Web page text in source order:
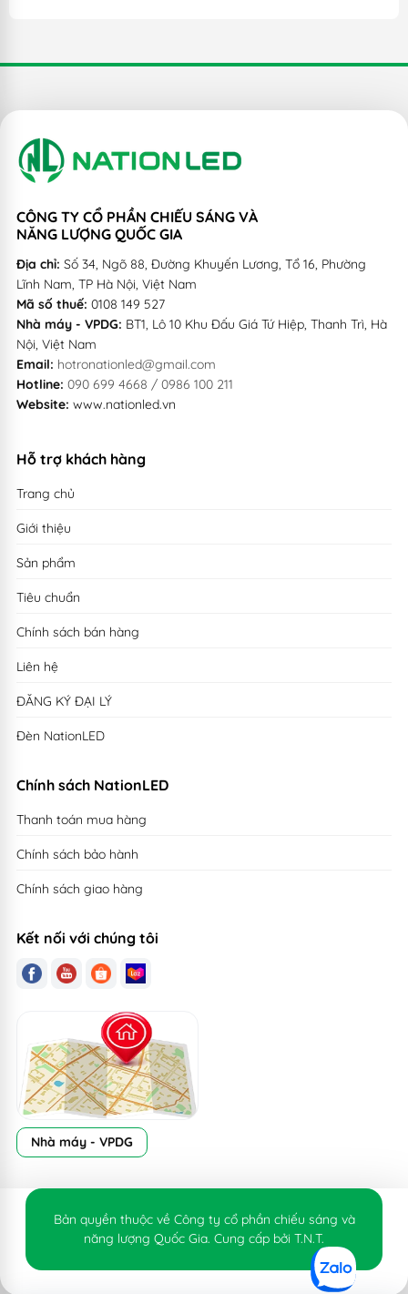
CÔNG TY CỔ PHẦN CHIẾU SÁNG VÀ
NĂNG LƯỢNG QUỐC GIA
Địa chỉ: Số 34, Ngõ 88, Đường Khuyến Lương, Tổ 16, Phường
Lĩnh Nam, TP Hà Nội, Việt Nam
Mã số thuế: 0108 149 527
Nhà máy - VPDG: BT1, Lô 10 Khu Đấu Giá Tứ Hiệp, Thanh Trì, Hà
Nội, Việt Nam
Email: hotronationled@gmail.com
Hotline: 090 699 4668 / 0986 100 211
Website: www.nationled.vn
Hỗ trợ khách hàng
Trang chủ
Giới thiệu
Sản phẩm
Tiêu chuẩn
Chính sách bán hàng
Liên hệ
ĐĂNG KÝ ĐẠI LÝ
Đèn NationLED
Chính sách NationLED
Thanh toán mua hàng
Chính sách bảo hành
Chính sách giao hàng
Kết nối với chúng tôi
Nhà máy - VPDG
Bản quyền thuộc về Công ty cổ phần chiếu sáng và
năng lượng Quốc Gia. Cung cấp bởi T.N.T.